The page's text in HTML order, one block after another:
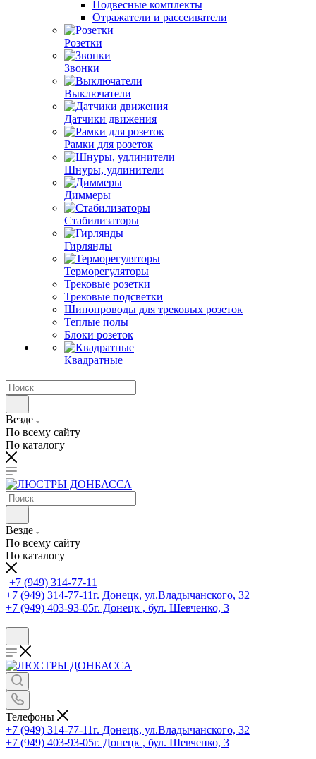
Подвесные комплекты
Отражатели и рассеиватели
Розетки
Звонки
Выключатели
Датчики движения
Рамки для розеток
Шнуры, удлинители
Диммеры
Стабилизаторы
Гирлянды
Терморегуляторы
Трековые розетки
Трековые подсветки
Шинопроводы для трековых розеток
Теплые полы
Блоки розеток
Квадратные
Везде
По всему сайту
По каталогу
Везде
По всему сайту
По каталогу
+7 (949) 314-77-11
+7 (949) 314-77-11г. Донецк, ул.Владычанского, 32
+7 (949) 403-93-05г. Донецк , бул. Шевченко, 3
Телефоны
+7 (949) 314-77-11г. Донецк, ул.Владычанского, 32
+7 (949) 403-93-05г. Донецк , бул. Шевченко, 3